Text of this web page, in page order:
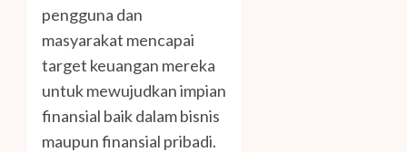
pengguna dan
masyarakat mencapai
target keuangan mereka
untuk mewujudkan impian
finansial baik dalam bisnis
maupun finansial pribadi.